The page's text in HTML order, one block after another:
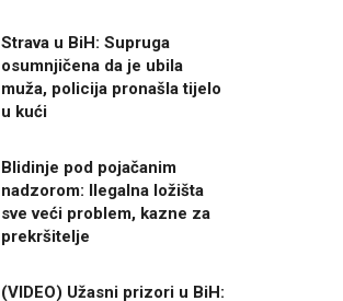
Strava u BiH: Supruga
osumnjičena da je ubila
muža, policija pronašla tijelo
u kući
Blidinje pod pojačanim
nadzorom: Ilegalna ložišta
sve veći problem, kazne za
prekršitelje
(VIDEO) Užasni prizori u BiH: